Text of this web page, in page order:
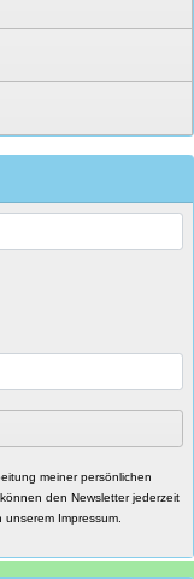
meiner persönlichen
den Newsletter jederzeit
Impressum.